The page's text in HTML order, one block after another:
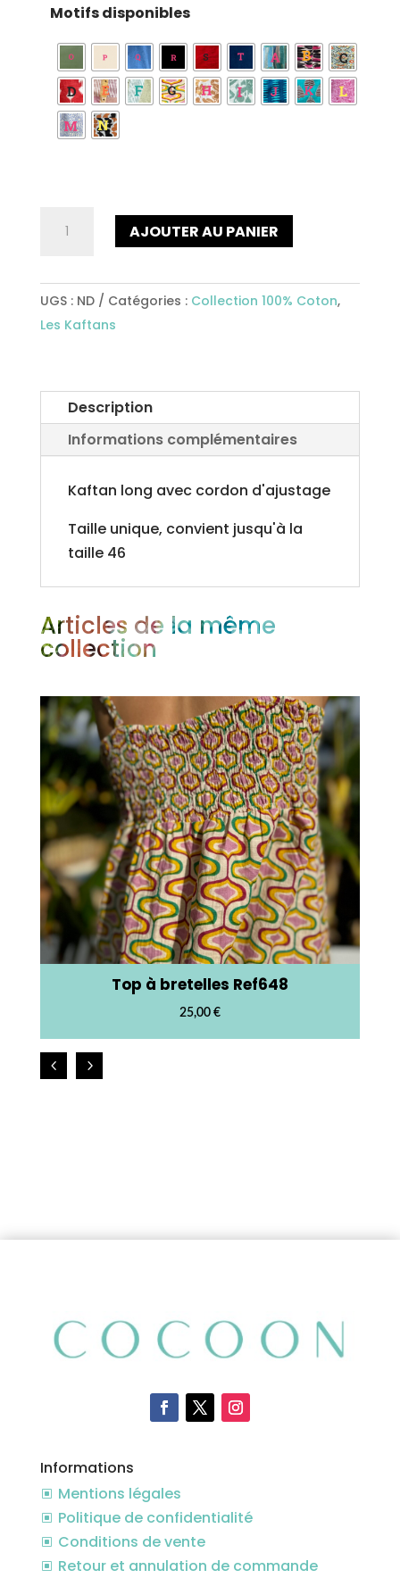
Motifs disponibles
long
AJOUTER AU PANIER
UGS : ND Catégories : Collection 100% Coton,
Les Kaftans
Description
Informations complémentaires
Kaftan long avec cordon d'ajustage
Taille unique, convient jusqu'à la
taille 46
Articles de la même
collection
Top à bretelles Ref648
25,00 €
Informations
W Mentions légales
W Politique de confidentialité
W Conditions de vente
W Retour et annulation de commande